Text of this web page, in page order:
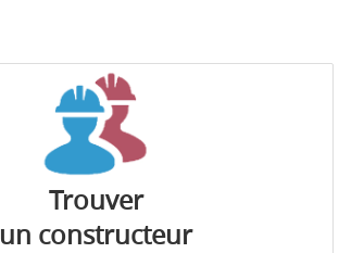
Trouver
un constructeur